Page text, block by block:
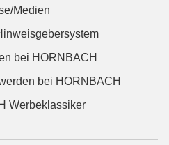
Medien
bei HORNBACH
bei HORNBACH
Werbeklassiker